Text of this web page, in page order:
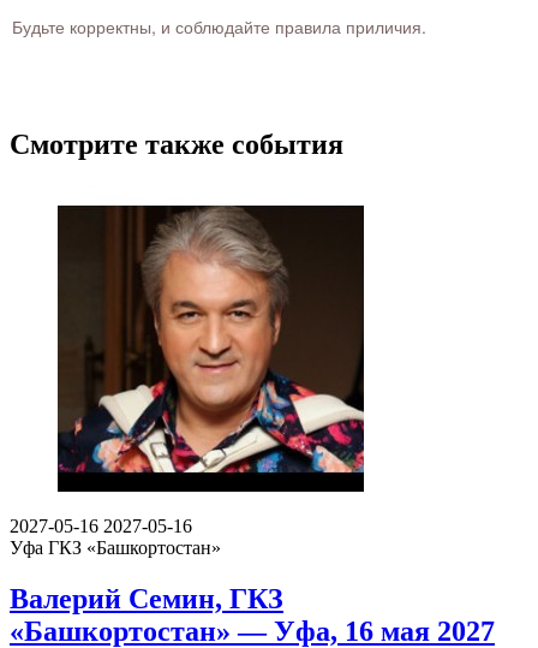
Будьте корректны, и соблюдайте правила приличия.
Смотрите также события
2027-05-16 2027-05-16
Уфа ГКЗ «Башкортостан»
Валерий Семин, ГКЗ
«Башкортостан» — Уфа, 16 мая 2027